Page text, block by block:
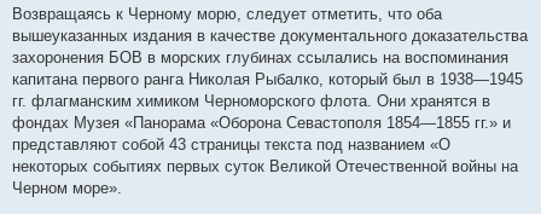
Возвращаясь к Черному морю, следует отметить, что оба
вышеуказанных издания в качестве документального доказательства
захоронения БОВ в морских глубинах ссылались на воспоминания
капитана первого ранга Николая Рыбалко, который был в 1938—1945
гг. флагманским химиком Черноморского флота. Они хранятся в
фондах Музея «Панорама «Оборона Севастополя 1854—1855 гг.» и
представляют собой 43 страницы текста под названием «О
некоторых событиях первых суток Великой Отечественной войны на
Черном море».